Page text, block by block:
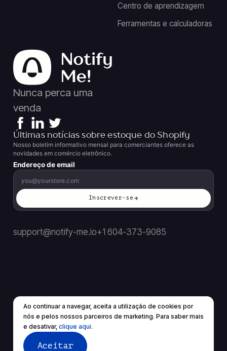
Ao continuar a navegar, aceita a utilização de cookies por
nós e pelos nossos parceiros de marketing. Para saber mais
e desativar, clique aqui.
Aceitar
Centro de aprendizagem
Ferramentas e calculadoras
Nunca perca uma
venda
Últimas notícias sobre estoque do Shopify
Nosso boletim informativo mensal para comerciantes oferece as
novidades em comércio eletrônico.
Endereço de email
Inscrever-se
support@notify-me.io+1 604-373-9085
PT ▼
© 2026 Todos os direitos reservados.
Termos de Serviço